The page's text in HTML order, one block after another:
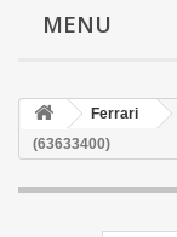
MENU
Ferrari
(63633400)